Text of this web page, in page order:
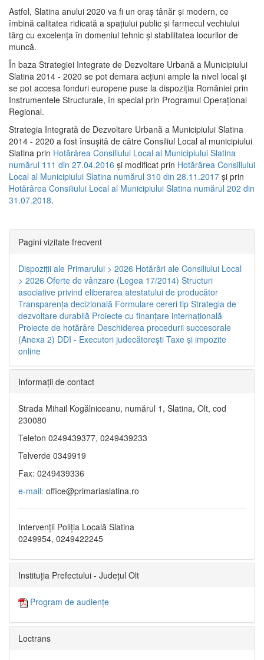
Astfel, Slatina anului 2020 va fi un oraş tânăr şi modern, ce
îmbină calitatea ridicată a spaţiului public şi farmecul vechiului
târg cu excelenţa în domeniul tehnic şi stabilitatea locurilor de
muncă.
În baza Strategiei Integrate de Dezvoltare Urbană a Municipiului
Slatina 2014 - 2020 se pot demara acţiuni ample la nivel local şi
se pot accesa fonduri europene puse la dispoziţia României prin
Instrumentele Structurale, în special prin Programul Operațional
Regional.
Strategia Integrată de Dezvoltare Urbană a Municipiului Slatina
2014 - 2020 a fost însuşită de către Consiliul Local al municipiului
Slatina prin Hotărârea Consiliului Local al Municipiului Slatina
numărul 111 din 27.04.2016 și modificat prin Hotărârea Consiliului
Local al Municipiului Slatina numărul 310 din 28.11.2017 și prin
Hotărârea Consiliului Local al Municipiului Slatina numărul 202 din
31.07.2018.
Pagini vizitate frecvent
Dispoziţii ale Primarului > 2026 Hotărâri ale Consiliului Local
> 2026 Oferte de vânzare (Legea 17/2014) Structuri
asociative privind eliberarea atestatului de producător
Transparenţa decizională Formulare cereri tip Strategia de
dezvoltare durabilă Proiecte cu finanţare internaţională
Proiecte de hotărâre Deschiderea procedurii succesorale
(Anexa 2) DDI - Executori judecătorești Taxe şi impozite
online
Informaţii de contact
Strada Mihail Kogălniceanu, numărul 1, Slatina, Olt, cod
230080
Telefon 0249439377, 0249439233
Telverde 0349919
Fax: 0249439336
e-mail: office@primariaslatina.ro
Intervenții Poliția Locală Slatina
0249954, 0249422245
Instituția Prefectului - Județul Olt
Program de audiențe
Loctrans